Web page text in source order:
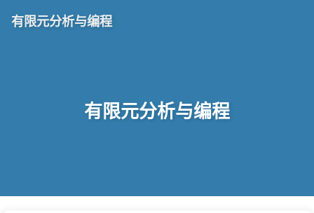
有限元分析与编程
有限元分析与编程